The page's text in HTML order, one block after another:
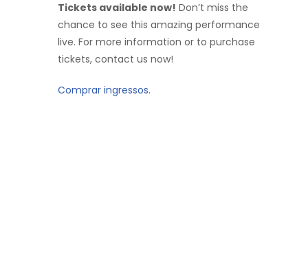
Tickets available now! Don’t miss the
chance to see this amazing performance
live. For more information or to purchase
tickets, contact us now!
Comprar ingressos.